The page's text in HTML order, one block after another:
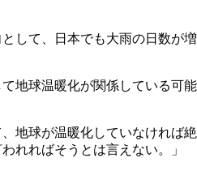
して、日本でも大雨の日数が増
地球温暖化が関係している可能
地球が温暖化していなければ絶
れればそうとは言えない。」